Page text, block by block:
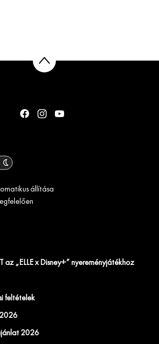
állítása
az „ELLE x Disney+” nyereményjátékhoz
feltételek
2026